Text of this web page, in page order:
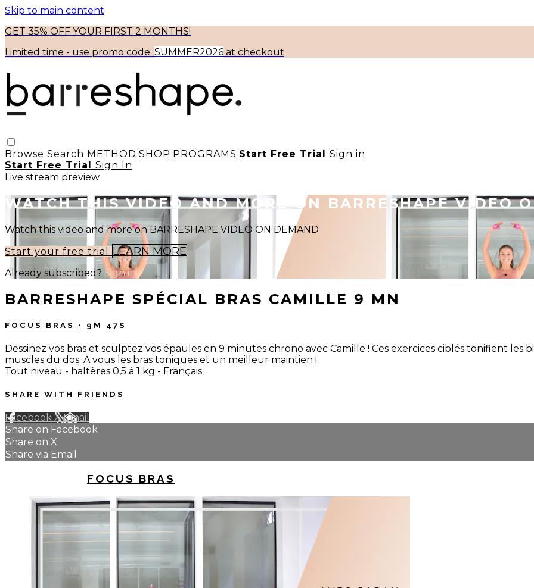
Skip to main content
GET 35% OFF YOUR FIRST 2 MONTHS!
Limited time - use promo code: SUMMER2026 at checkout
Browse Search METHOD SHOP PROGRAMS Start Free Trial Sign in
Start Free Trial Sign In
Live stream preview
WATCH THIS VIDEO AND MORE ON BARRESHAPE VIDEO
Watch this video and more on BARRESHAPE VIDEO ON DEMAND
Start your free trial LEARN MORE
Already subscribed? Sign in
BARRESHAPE SPÉCIAL BRAS CAMILLE 9 MN
FOCUS BRAS • 9M 47S
Dessinez vos bras et sculptez vos épaules en 9 minutes chrono avec Camille ! Ces exercices ciblés tonifient les
muscles du dos. A vous les bras toniques et un meilleur maintien !
Tout niveau - haltères 0,5 à 1 kg - Français
SHARE WITH FRIENDS
Facebook XEmail
Share on Facebook
Share on X
Share via Email
FOCUS BRAS